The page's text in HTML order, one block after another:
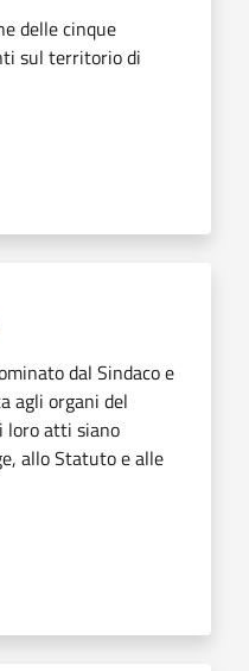
delle cinque
sul territorio di
dal Sindaco e
agli organi del
loro atti siano
allo Statuto e alle